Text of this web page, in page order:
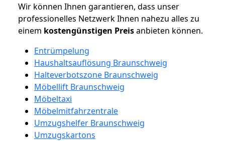
Wir können Ihnen garantieren, dass unser
professionelles Netzwerk Ihnen nahezu alles zu
einem kostengünstigen Preisanbieten können.
Entrümpelung
Haushaltsauflösung Braunschweig
Halteverbotszone Braunschweig
Möbellift Braunschweig
Möbeltaxi
Möbelmitfahrzentrale
Umzugshelfer Braunschweig
Umzugskartons